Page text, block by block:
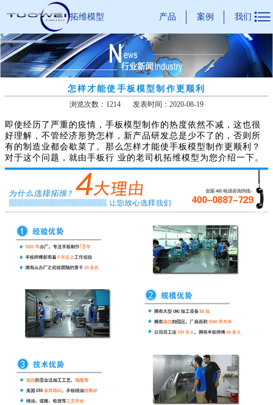
拓维模型 产品 案例 我们 
怎样才能使手板模型制作更顺利
浏览次数：1214 发表时间：2020-08-19
即使经历了严重的疫情，手板模型制作的热度依然不减，这也很
好理解，不管经济形势怎样，新产品研发总是少不了的，否则所
有的制造业都会歇菜了。那么怎样才能使手板模型制作更顺利？
对于这个问题，就由手板行 业的老司机拓维模型为您介绍一下。